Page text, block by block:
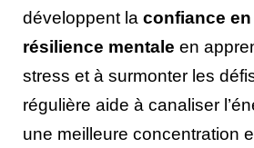
développent la confiance
résilience mentale en
stress et à surmonter les
régulière aide à canaliser
une meilleure concentration